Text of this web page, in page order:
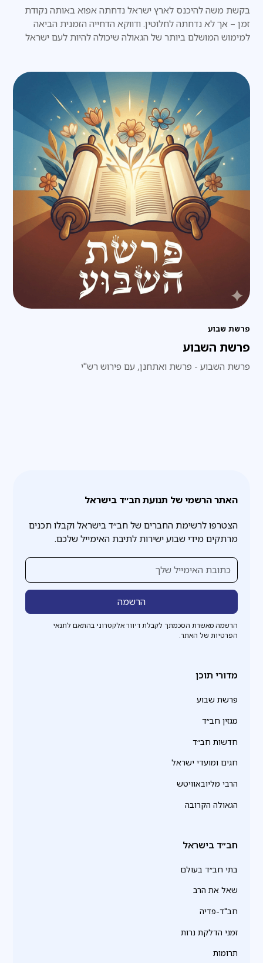
בקשת משה להיכנס לארץ ישראל נדחתה אפוא באותה נקודת
זמן – אך לא נדחתה לחלוטין. ודווקא הדחייה הזמנית הביאה
למימוש המושלם ביותר של הגאולה שיכולה להיות לעם ישראל
פרשת שבוע
פרשת השבוע
פרשת השבוע - פרשת ואתחנן, עם פירוש רש"י
האתר הרשמי של תנועת חב״ד בישראל
הצטרפו לרשימת החברים של חב״ד בישראל וקבלו תכנים
מרתקים מידי שבוע ישירות לתיבת האימייל שלכם.
הרשמה מאשרת הסכמתך לקבלת דיוור אלקטרוני בהתאם לתנאי
הפרטיות של האתר.
מדורי תוכן
פרשת שבוע
מגזין חב״ד
חדשות חב״ד
חגים ומועדי ישראל
הרבי מליובאוויטש
הגאולה הקרובה
חב״ד בישראל
בתי חב״ד בעולם
שאל את הרב
חב"ד-פדיה
זמני הדלקת נרות
תרומות